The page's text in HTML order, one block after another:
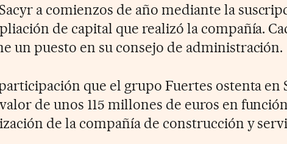
a comienzos de año mediante la
de capital que realizó la compañía.
un puesto en su consejo de administración.
que el grupo Fuertes ostenta en
de unos 115 millones de euros en
de la compañía de construcción y